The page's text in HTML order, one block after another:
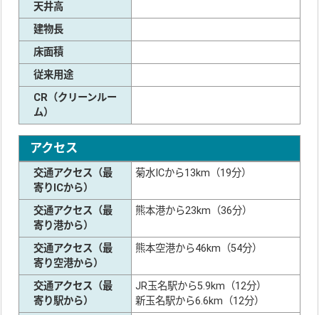
天井高
建物長
床面積
従来用途
CR（クリーンルー
ム）
アクセス
交通アクセス（最
寄りICから）
菊水ICから13km（19分）
交通アクセス（最
寄り港から）
熊本港から23km（36分）
交通アクセス（最
寄り空港から）
熊本空港から46km（54分）
交通アクセス（最
寄り駅から）
JR玉名駅から5.9km（12分）
新玉名駅から6.6km（12分）